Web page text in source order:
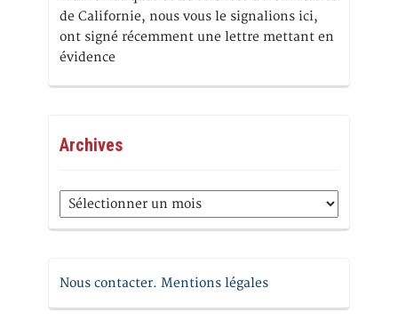
de Californie, nous vous le signalions ici,
ont signé récemment une lettre mettant en
évidence
Archives
Archives
Nous contacter. Mentions légales